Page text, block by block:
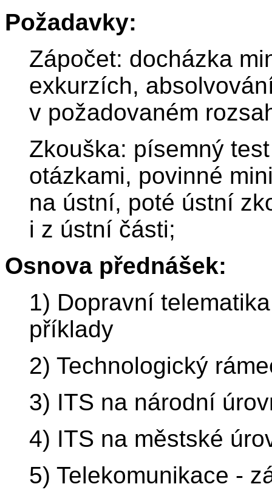
Požadavky:
Zápočet: docházka
exkurzích,
v požadovaném
Zkouška: písemný
otázkami, povinné
na ústní, poté ústní
i z ústní části;
Osnova přednášek:
1) Dopravní
příklady
2) Technologický
3) ITS na národní
4) ITS na městské
5) Telekomunikace -